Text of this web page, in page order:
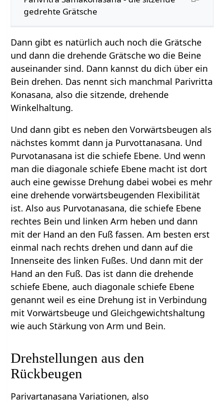
gedrehte Grätsche
Dann gibt es natürlich auch noch die Grätsche
und dann die drehende Grätsche wo die Beine
auseinander sind. Dann kannst du dich über ein
Bein drehen. Das nennt sich manchmal Parivritta
Konasana, also die sitzende, drehende
Winkelhaltung.
Und dann gibt es neben den Vorwärtsbeugen als
nächstes kommt dann ja Purvottanasana. Und
Purvotanasana ist die schiefe Ebene. Und wenn
man die diagonale schiefe Ebene macht ist dort
auch eine gewisse Drehung dabei wobei es mehr
eine drehende vorwärtsbeugenden Flexibilität
ist. Also aus Purvotanasana, die schiefe Ebene
rechtes Bein und linken Arm heben und dann
mit der Hand an den Fuß fassen. Am besten erst
einmal nach rechts drehen und dann auf die
Innenseite des linken Fußes. Und dann mit der
Hand an den Fuß. Das ist dann die drehende
schiefe Ebene, auch diagonale schiefe Ebene
genannt weil es eine Drehung ist in Verbindung
mit Vorwärtsbeuge und Gleichgewichtshaltung
wie auch Stärkung von Arm und Bein.
Drehstellungen aus den
Rückbeugen
Parivartanasana Variationen, also